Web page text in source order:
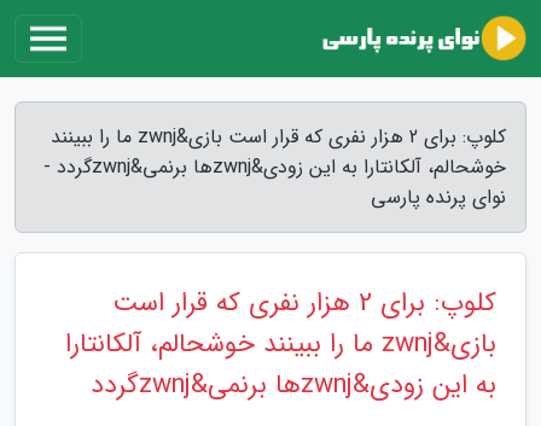
کلوپ: برای 2 هزار نفری که قرار است بازی&zwnj ما را ببینند
خوشحالم، آلکانتارا به این زودی&zwnjها برنمی&zwnjگردد -
نوای پرنده پارسی
کلوپ: برای 2 هزار نفری که قرار است
بازی&zwnj ما را ببینند خوشحالم، آلکانتارا
به این زودی&zwnjها برنمی&zwnjگردد